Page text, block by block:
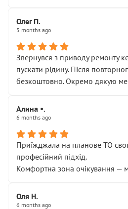
Олег П.
5 months ago
Звернувся з приводу ремонту
пускати рідину. Після
безкоштовно. Окремо дякую
Алина •.
6 months ago
Приїжджала на планове ТО
професійний підхід.
Комфортна зона очікування —
Оля Н.
6 months ago